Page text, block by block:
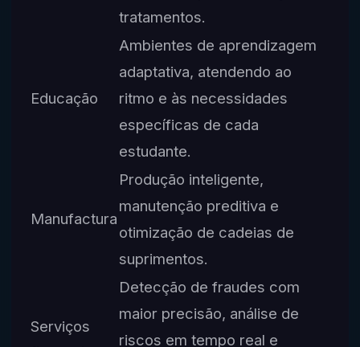
tratamentos.
Educação
Ambientes de aprendizagem
adaptativa, atendendo ao
ritmo e às necessidades
específicas de cada
estudante.
Manufactura
Produção inteligente,
manutenção preditiva e
otimização de cadeias de
suprimentos.
Serviços
Detecção de fraudes com
maior precisão, análise de
riscos em tempo real e